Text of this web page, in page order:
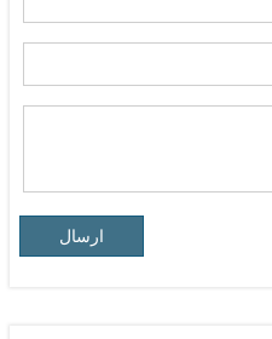
ارسال